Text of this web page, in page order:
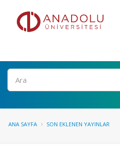
Ara
ANA SAYFA SON EKLENEN YAYINLAR